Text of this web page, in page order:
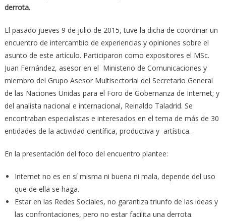
derrota.
El pasado jueves 9 de julio de 2015, tuve la dicha de coordinar un
encuentro de intercambio de experiencias y opiniones sobre el
asunto de este artículo. Participaron como expositores el MSc.
Juan Fernández, asesor en el Ministerio de Comunicaciones y
miembro del Grupo Asesor Multisectorial del Secretario General
de las Naciones Unidas para el Foro de Gobernanza de Internet; y
del analista nacional e internacional, Reinaldo Taladrid. Se
encontraban especialistas e interesados en el tema de más de 30
entidades de la actividad científica, productiva y artística.
En la presentación del foco del encuentro plantee:
Internet no es en sí misma ni buena ni mala, depende del uso
que de ella se haga.
Estar en las Redes Sociales, no garantiza triunfo de las ideas y
las confrontaciones, pero no estar facilita una derrota.